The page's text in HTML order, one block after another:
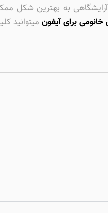
به بهترین شکل
خانومی برای آیفون میتوانید